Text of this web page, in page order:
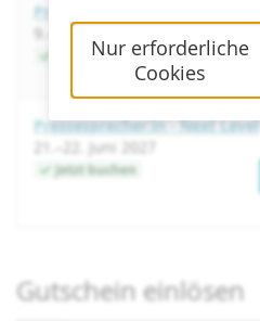
Pressesprecher:in - Next Level
9.
bis
10. Februar 2027
Jetzt buchen
Pressesprecher:in - Next Level
22. Juni 2027
Jetzt buchen
Gutschein einlösen
Nur erforderliche
Cookies